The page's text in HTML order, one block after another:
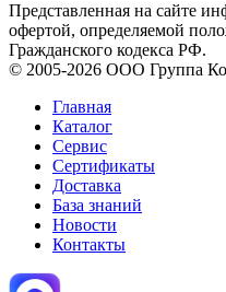
Представленная на сайте
офертой, определяемой
Гражданского кодекса РФ.
© 2005-2026 ООО Группа
Главная
Каталог
Сервис
Сертификаты
Доставка
База знаний
Новости
Контакты